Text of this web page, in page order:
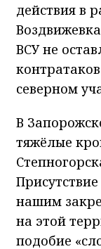
действия в
ВСУ не
северном
В
тяжёлые
нашим
на этой
подобие